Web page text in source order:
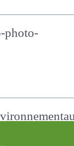
photo-